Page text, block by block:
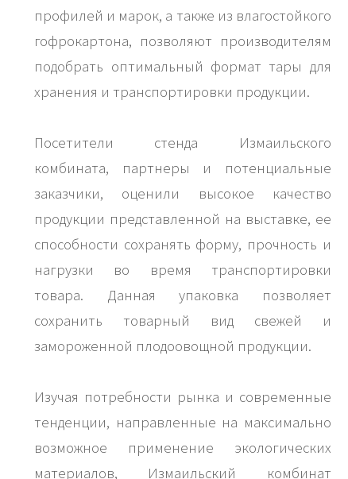
профилей и марок, а также из влагостойкого
гофрокартона, позволяют производителям
подобрать оптимальный формат тары для
хранения и транспортировки продукции.
Посетители стенда Измаильского
комбината, партнеры и потенциальные
заказчики, оценили высокое качество
продукции представленной на выставке, ее
способности сохранять форму, прочность и
нагрузки во время транспортировки
товара. Данная упаковка позволяет
сохранить товарный вид свежей и
замороженной плодоовощной продукции.
Изучая потребности рынка и современные
тенденции, направленные на максимально
возможное применение экологических
материалов, Измаильский комбинат